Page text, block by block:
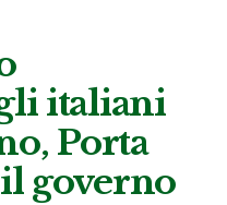
italiani
Porta
governo